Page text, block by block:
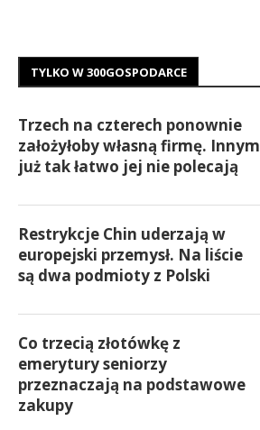
TYLKO W 300GOSPODARCE
Trzech na czterech ponownie
założyłoby własną firmę. Innym
już tak łatwo jej nie polecają
Restrykcje Chin uderzają w
europejski przemysł. Na liście
są dwa podmioty z Polski
Co trzecią złotówkę z
emerytury seniorzy
przeznaczają na podstawowe
zakupy